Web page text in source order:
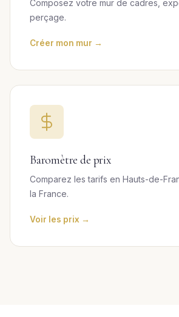
Composez votre mur de cadres,
perçage.
Créer mon mur →
Baromètre de prix
Comparez les tarifs en Hauts-de-
la France.
Voir les prix →